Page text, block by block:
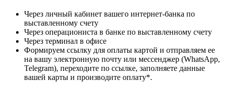
Через личный кабинет вашего интернет-банка по
выставленному счету
Через операциониста в банке по выставленному счету
Через терминал в офисе
Формируем ссылку для оплаты картой и отправляем ее
на вашу электронную почту или мессенджер (WhatsApp,
Telegram), переходите по ссылке, заполняете данные
вашей карты и производите оплату*.